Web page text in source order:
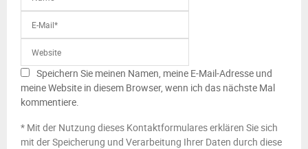
Speichern Sie meinen Namen, meine E-Mail-Adresse und
meine Website in diesem Browser, wenn ich das nächste Mal
kommentiere.
* Mit der Nutzung dieses Kontaktformulares erklären Sie sich
mit der Speicherung und Verarbeitung Ihrer Daten durch diese